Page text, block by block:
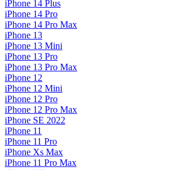
iPhone 14 Plus
iPhone 14 Pro
iPhone 14 Pro Max
iPhone 13
iPhone 13 Mini
iPhone 13 Pro
iPhone 13 Pro Max
iPhone 12
iPhone 12 Mini
iPhone 12 Pro
iPhone 12 Pro Max
iPhone SE 2022
iPhone 11
iPhone 11 Pro
iPhone Xs Max
iPhone 11 Pro Max